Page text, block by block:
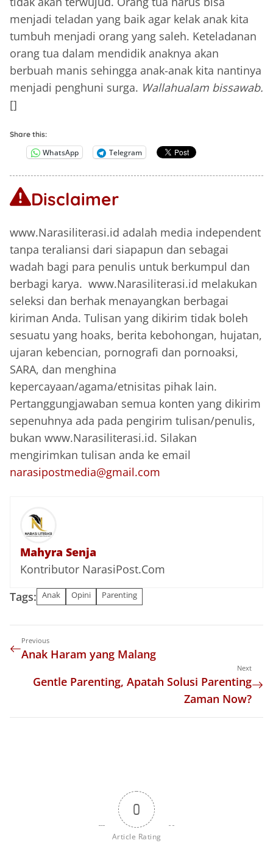
menjadi teladan yang baik agar kelak anak kita
tumbuh menjadi orang yang saleh. Keteladanan
orang tua dalam mendidik anaknya akan
berbuah manis sehingga anak-anak kita nantinya
menjadi penghuni surga. Wallahualam bissawab.
[]
Share this:
WhatsApp Telegram
Disclaimer
www.Narasiliterasi.id adalah media independent
tanpa teraliansi dari siapapun dan sebagai
wadah bagi para penulis untuk berkumpul dan
berbagi karya. www.Narasiliterasi.id melakukan
seleksi dan berhak menayangkan berbagai
kiriman Anda. Tulisan yang dikirim tidak boleh
sesuatu yang hoaks, berita kebohongan, hujatan,
ujaran kebencian, pornografi dan pornoaksi,
SARA, dan menghina
kepercayaan/agama/etnisitas pihak lain.
Pertanggungjawaban semua konten yang dikirim
sepenuhnya ada pada pengirim tulisan/penulis,
bukan www.Narasiliterasi.id. Silakan
mengirimkan tulisan anda ke email
narasipostmedia@gmail.com
Mahyra Senja
Kontributor NarasiPost.Com
Tags: Anak Opini Parenting
Previous
Anak Haram yang Malang
Next
Gentle Parenting, Apatah Solusi Parenting
Zaman Now?
0
Article Rating